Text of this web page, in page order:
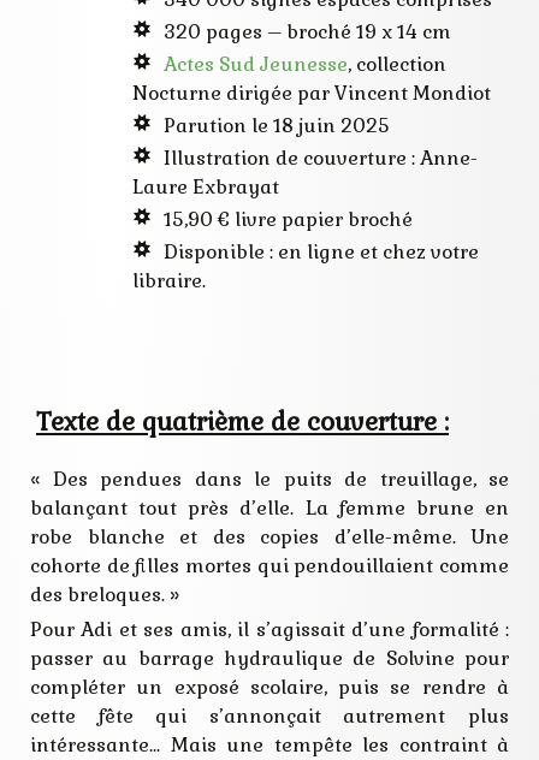
terreur
young-adult
320 pages – broché 19 x 14 cm
Actes Sud Jeunesse, collection
Nocturne dirigée par Vincent Mondiot
Parution le 18 juin 2025
Illustration de couverture : Anne-
Laure Exbrayat
15,90 € livre papier broché
Disponible : en ligne et chez votre
libraire.
Texte de quatrième de couverture :
« Des pendues dans le puits de treuillage, se
balançant tout près d’elle. La femme brune en
robe blanche et des copies d’elle-même. Une
cohorte de filles mortes qui pendouillaient comme
des breloques. »
Pour Adi et ses amis, il s’agissait d’une formalité :
passer au barrage hydraulique de Solvine pour
compléter un exposé scolaire, puis se rendre à
cette fête qui s’annonçait autrement plus
intéressante… Mais une tempête les contraint à